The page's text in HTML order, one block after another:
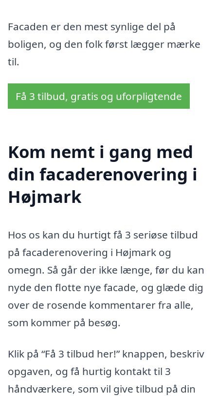
Facaden er den mest synlige del på
boligen, og den folk først lægger mærke
til.
Få 3 tilbud, gratis og uforpligtende
Kom nemt i gang med
din facaderenovering i
Højmark
Hos os kan du hurtigt få 3 seriøse tilbud
på facaderenovering i Højmark og
omegn. Så går der ikke længe, før du kan
nyde den flotte nye facade, og glæde dig
over de rosende kommentarer fra alle,
som kommer på besøg.
Klik på “Få 3 tilbud her!” knappen, beskriv
opgaven, og få hurtig kontakt til 3
håndværkere, som vil give tilbud på din